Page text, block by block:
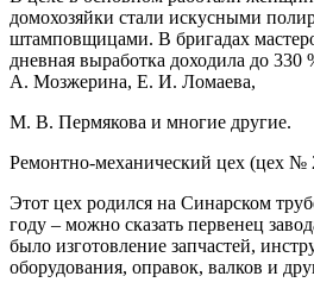
домохозяйки стали искусными
штамповщицами. В бригадах
дневная выработка доходила до
А. Мозжерина, Е. И. Ломаева,
М. В. Пермякова и многие другие.
Ремонтно-механический цех (цех №
Этот цех родился на Синарском
году – можно сказать первенец
было изготовление запчастей,
оборудования, оправок, валков и